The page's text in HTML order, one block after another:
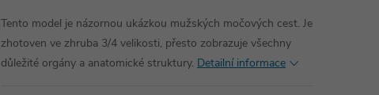
Tento model je názornou ukázkou mužských močových cest. Je
zhotoven ve zhruba 3/4 velikosti, přesto zobrazuje všechny
důležité orgány a anatomické struktury. Detailní informace